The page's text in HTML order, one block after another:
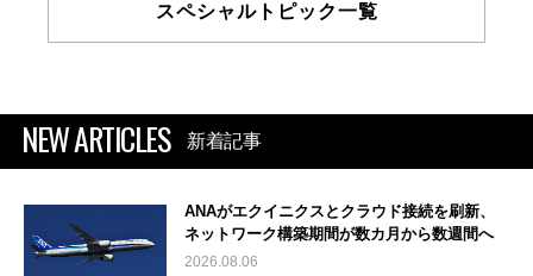
スペシャルトピック一覧
NEW ARTICLES 新着記事
ANAがエクイニクスとクラウド接続を刷新、
ネットワーク構築期間が数カ月から数週間へ
2026.08.06